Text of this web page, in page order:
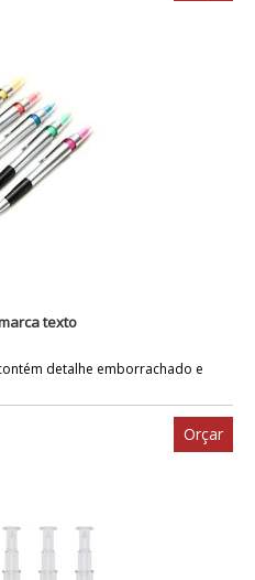
texto
detalhe emborrachado e
Orçar